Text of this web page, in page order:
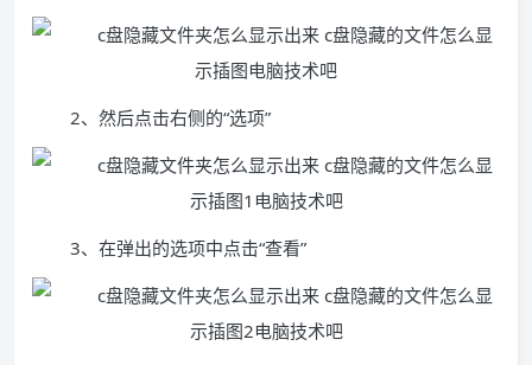
2、然后点击右侧的“选项”
3、在弹出的选项中点击“查看”